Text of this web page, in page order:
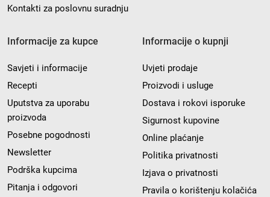
Kontakti za poslovnu suradnju
Informacije za kupce
Savjeti i informacije
Recepti
Uputstva za uporabu
proizvoda
Posebne pogodnosti
Newsletter
Podrška kupcima
Pitanja i odgovori
Informacije o kupnji
Uvjeti prodaje
Proizvodi i usluge
Dostava i rokovi isporuke
Sigurnost kupovine
Online plaćanje
Politika privatnosti
Izjava o privatnosti
Pravila o korištenju kolačića